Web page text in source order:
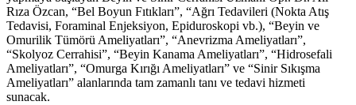
Rıza Özcan, “Bel Boyun Fıtıkları”, “Ağrı Tedavileri (Nokta Atış
Tedavisi, Foraminal Enjeksiyon, Epiduroskopi vb.), “Beyin ve
Omurilik Tümörü Ameliyatları”, “Anevrizma Ameliyatları”,
“Skolyoz Cerrahisi”, “Beyin Kanama Ameliyatları”, “Hidrosefali
Ameliyatları”, “Omurga Kırığı Ameliyatları” ve “Sinir Sıkışma
Ameliyatları” alanlarında tam zamanlı tanı ve tedavi hizmeti
sunacak.